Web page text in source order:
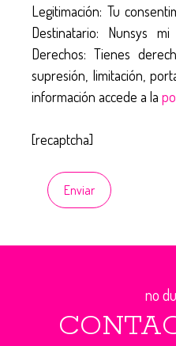
Legitimación: Tu
Destinatario: Nunsys
Derechos: Tienes
supresión, limitación,
información accede a la
[recaptcha]
no